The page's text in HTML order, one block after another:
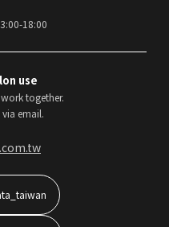
18:00
use
together.
email.